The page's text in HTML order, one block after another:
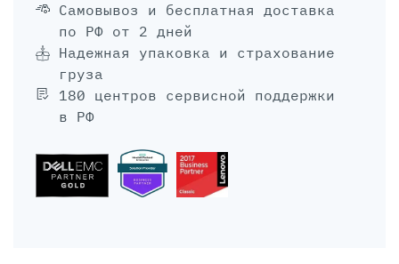
Самовывоз и бесплатная доставка
по РФ от 2 дней
Надежная упаковка и страхование
груза
180 центров сервисной поддержки
в РФ